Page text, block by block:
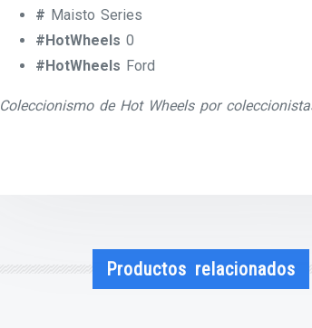
# Maisto Series
#HotWheels 0
#HotWheels Ford
Coleccionismo de Hot Wheels por
Productos relacionados